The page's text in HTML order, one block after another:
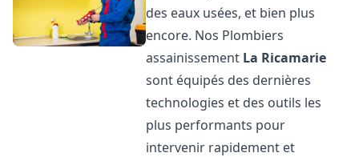
des eaux usées, et bien plus
encore. Nos Plombiers
assainissement La Ricamarie
sont équipés des dernières
technologies et des outils les
plus performants pour
intervenir rapidement et